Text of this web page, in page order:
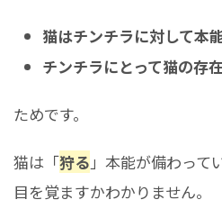
猫はチンチラに対して本
チンチラにとって猫の存
ためです。
猫は「狩る 」本能が備わって
目を覚ますかわかりません。